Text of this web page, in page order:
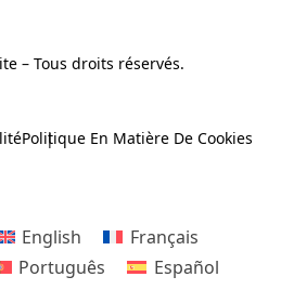
– Tous droits réservés.
Politique En Matière De Cookies
English
Français
Português Español